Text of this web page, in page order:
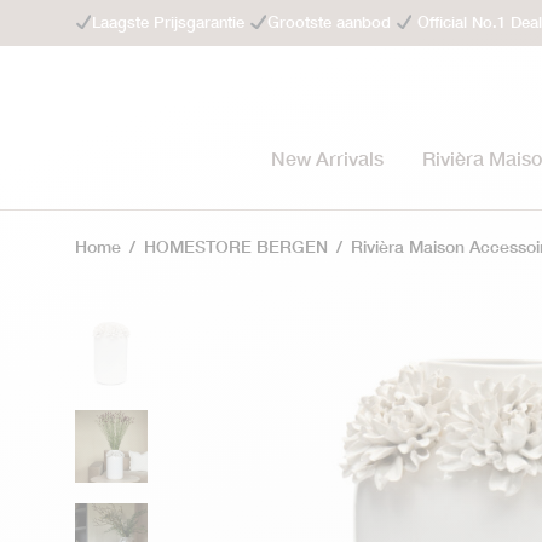
Laagste Prijsgarantie Grootste aanbod Official No.1
New Arrivals Rivièra
Home / HOMESTORE BERGEN / Rivièra Maison